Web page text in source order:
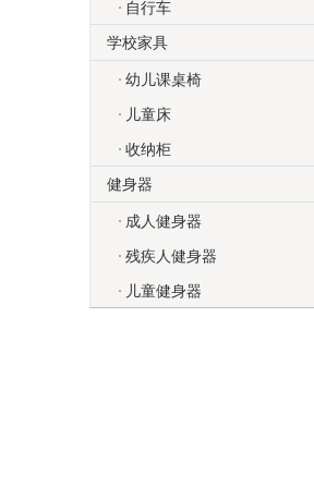
自行车
学校家具
幼儿课桌椅
儿童床
收纳柜
健身器
成人健身器
残疾人健身器
儿童健身器